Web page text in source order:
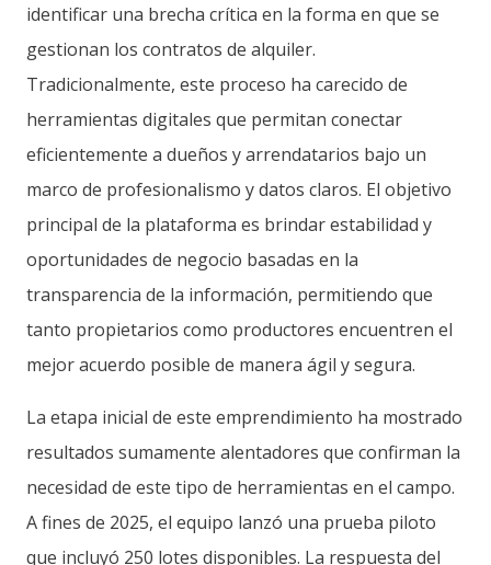
identificar una brecha crítica en la forma en que se
gestionan los contratos de alquiler.
Tradicionalmente, este proceso ha carecido de
herramientas digitales que permitan conectar
eficientemente a dueños y arrendatarios bajo un
marco de profesionalismo y datos claros. El objetivo
principal de la plataforma es brindar estabilidad y
oportunidades de negocio basadas en la
transparencia de la información, permitiendo que
tanto propietarios como productores encuentren el
mejor acuerdo posible de manera ágil y segura.
La etapa inicial de este emprendimiento ha mostrado
resultados sumamente alentadores que confirman la
necesidad de este tipo de herramientas en el campo.
A fines de 2025, el equipo lanzó una prueba piloto
que incluyó 250 lotes disponibles. La respuesta del